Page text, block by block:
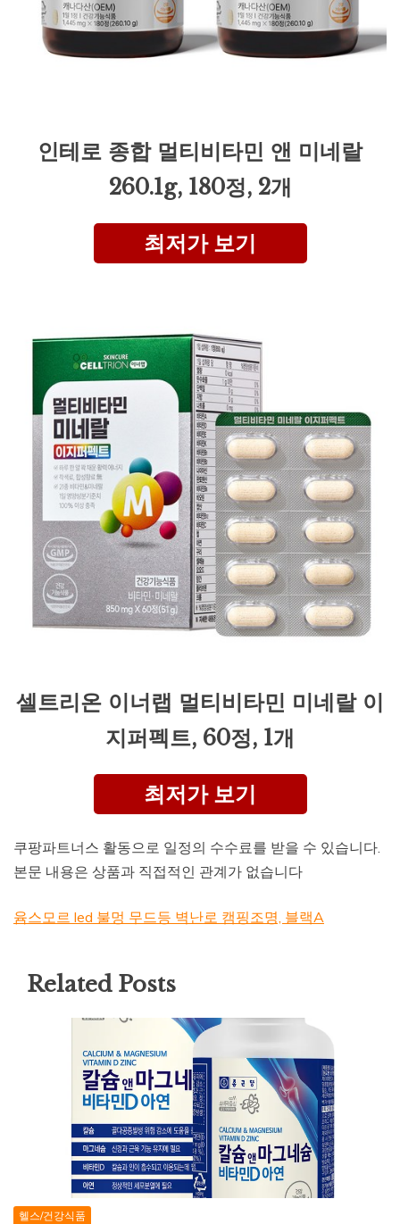
인테로 종합 멀티비타민 앤 미네랄
260.1g, 180정, 2개
최저가 보기
셀트리온 이너랩 멀티비타민 미네랄 이
지퍼펙트, 60정, 1개
최저가 보기
쿠팡파트너스 활동으로 일정의 수수료를 받을 수 있습니다.
본문 내용은 상품과 직접적인 관계가 없습니다
윰스모르 led 불멍 무드등 벽난로 캠핑조명, 블랙A
Related Posts
헬스/건강식품